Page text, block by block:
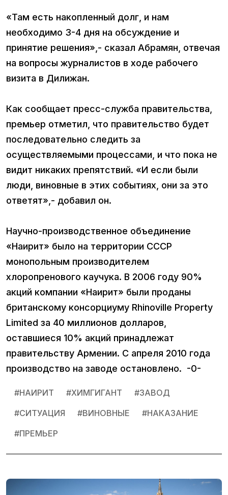
«Там есть накопленный долг, и нам
необходимо 3-4 дня на обсуждение и
принятие решения»,- сказал Абрамян, отвечая
на вопросы журналистов в ходе рабочего
визита в Дилижан.
Как сообщает пресс-служба правительства,
премьер отметил, что правительство будет
последовательно следить за
осуществляемыми процессами, и что пока не
видит никаких препятствий. «И если были
люди, виновные в этих событиях, они за это
ответят»,- добавил он.
Научно-производственное объединение
«Наирит» было на территории СССР
монопольным производителем
хлоропренового каучука. В 2006 году 90%
акций компании «Наирит» были проданы
британскому консорциуму Rhinoville Property
Limited за 40 миллионов долларов,
оставшиеся 10% акций принадлежат
правительству Армении. С апреля 2010 года
производство на заводе остановлено. -0-
#НАИРИТ #ХИМГИГАНТ #ЗАВОД
#СИТУАЦИЯ #ВИНОВНЫЕ #НАКАЗАНИЕ
#ПРЕМЬЕР